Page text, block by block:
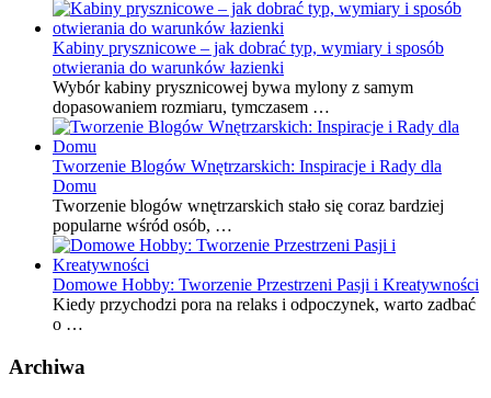
Kabiny prysznicowe – jak dobrać typ, wymiary i sposób
otwierania do warunków łazienki
Wybór kabiny prysznicowej bywa mylony z samym
dopasowaniem rozmiaru, tymczasem …
Tworzenie Blogów Wnętrzarskich: Inspiracje i Rady dla
Domu
Tworzenie blogów wnętrzarskich stało się coraz bardziej
popularne wśród osób, …
Domowe Hobby: Tworzenie Przestrzeni Pasji i Kreatywności
Kiedy przychodzi pora na relaks i odpoczynek, warto zadbać
o …
Archiwa